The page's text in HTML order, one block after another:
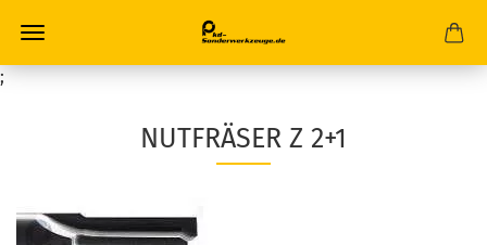
;
NUTFRÄSER Z 2+1